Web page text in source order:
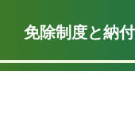
か
免除制度と納